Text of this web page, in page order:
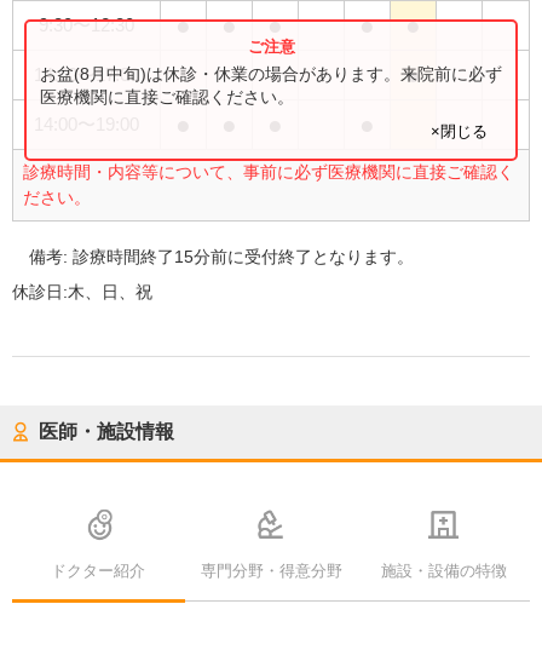
9:30〜12:30 ● ● ● ● ●
14:00〜17:00 ●
診療時間・内容等について、事前に必ず医療機関に直接ご確認く
ださい。
お盆(8月中旬)は休診・休業の場合があります。来院前に必ず
医療機関に直接ご確認ください。
×閉じる
備考:診療時間終了15分前に受付終了となります。
休診日:木、日、祝
医師・施設情報
ドクター紹介 専門分野・得意分野 施設・設備の特徴